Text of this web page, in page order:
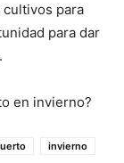
para
para dar
en invierno?
invierno